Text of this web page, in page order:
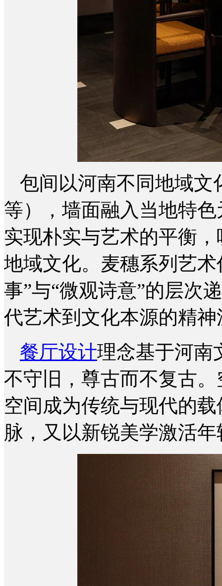
包间以河南不同地域文
等），墙面融入当地特
实现朴实与艺术的平衡
地域文化。麦穗系列艺
事”与“微观诗意”的层次
代艺术到文化本源的精
餐厅设计理念基于河南
不守旧，尊古而不复古
空间成为传统与现代的
脉，又以新锐美学激活